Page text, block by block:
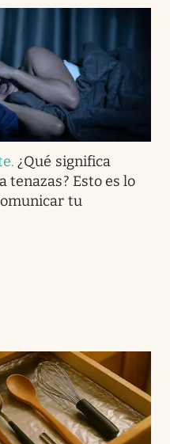
. ¿Qué significa
tenazas? Esto es lo
tu